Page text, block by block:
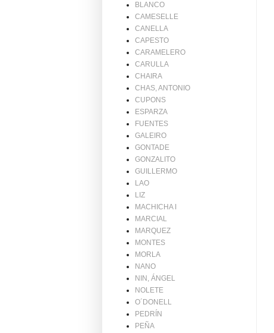
BLANCO
CAMESELLE
CANELLA
CAPESTO
CARAMELERO
CARULLA
CHAIRA
CHAS, ANTONIO
CUPONS
ESPARZA
FUENTES
GALEIRO
GONTADE
GONZALITO
GUILLERMO
LAO
LIZ
MACHICHA I
MARCIAL
MARQUEZ
MONTES
MORLA
NANO
NIN, ÁNGEL
NOLETE
O´DONELL
PEDRÍN
PEÑA